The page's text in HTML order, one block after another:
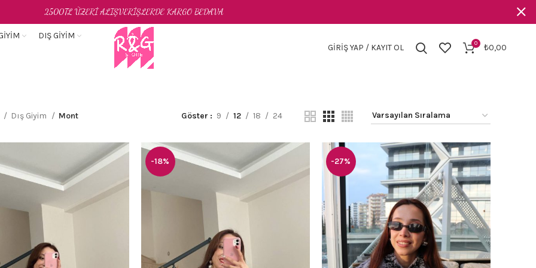
DIŞ GIYIM
GIRIŞ YAP / KAYIT OL
0 ₺0,00
Dış Giyim Mont Göster 9 12 18 24
-18% -27%
2500TL ÜZERİ ALIŞVERİŞLERDE KARGO BEDAVA